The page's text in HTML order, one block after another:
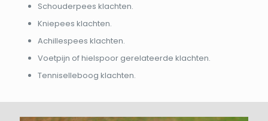
Schouderpees klachten.
Kniepees klachten.
Achillespees klachten.
Voetpijn of hielspoor gerelateerde klachten.
Tenniselleboog klachten.